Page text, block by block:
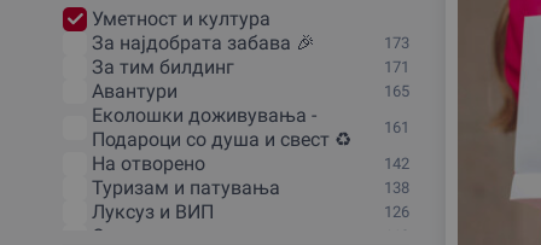
Ваучер за снимање песна во студио – совршено
Часови по гитара, пијано или друг инструмент –
Билети за театарска претстава или концерт – за
Работилници за сликање, танцување,
Подарок (поклон) ваучер за тетоважа или пирсинг.
Уметност и култура
За наjдобрата забава 🎉
173
За тим билдинг 171
Авантури 165
Еколошки доживувања -
Подароци со душа и свест ♻️
161
На отворено 142
Туризам и патувања 138
Луксуз и ВИП 126
Одмор и викенд 119